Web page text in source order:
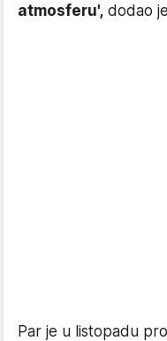
atmosferu', dodao
Par je u listopadu